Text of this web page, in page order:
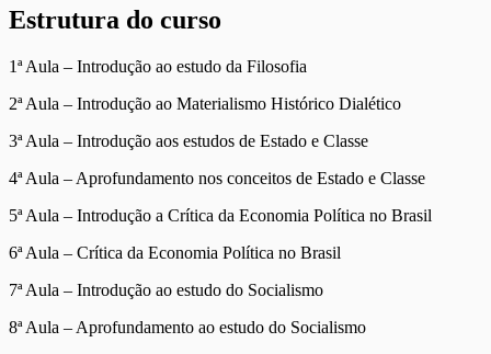
Estrutura do curso
1ª Aula – Introdução ao estudo da Filosofia
2ª Aula – Introdução ao Materialismo Histórico Dialético
3ª Aula – Introdução aos estudos de Estado e Classe
4ª Aula – Aprofundamento nos conceitos de Estado e Classe
5ª Aula – Introdução a Crítica da Economia Política no Brasil
6ª Aula – Crítica da Economia Política no Brasil
7ª Aula – Introdução ao estudo do Socialismo
8ª Aula – Aprofundamento ao estudo do Socialismo